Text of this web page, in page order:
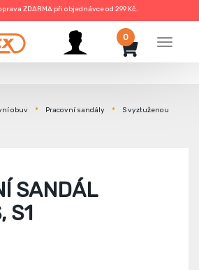
ZDARMA při objednávce od 299 Kč.
Menu
0
obuv Pracovní sandály
S vyztuženou
SANDÁL
S1